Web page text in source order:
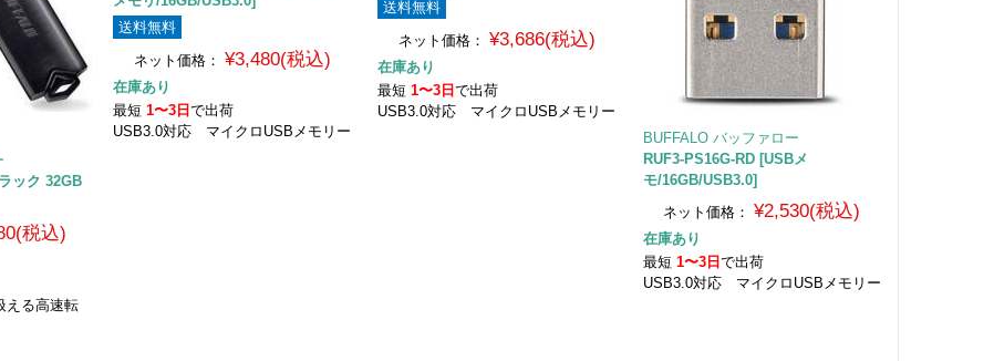
ック 32GB
税込)
える高速転
送料無料
ネット価格： ¥3,480(税込)
在庫あり
最短1〜3日で出荷
USB3.0対応 マイクロUSBメモリー
送料無料
ネット価格：
¥3,686(税込)
在庫あり
最短1〜3日で出荷
USB3.0対応 マイクロUSBメモリー
BUFFALO バッファロー
RUF3-PS16G-RD [USBメ
モ/16GB/USB3.0]
ネット価格：
¥2,530(税込)
在庫あり
最短 1〜3日 で出荷
USB3.0対応 マイクロUSBメモリー